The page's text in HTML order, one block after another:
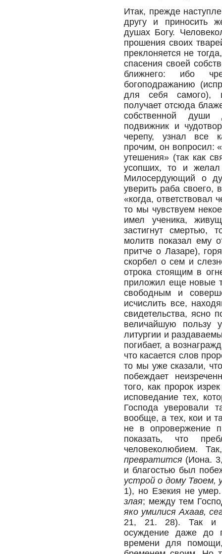
Итак, прежде
другу и приносить
душах Богу.
прошения своих
преклоняется не
спасения своей
ближнего: ибо
богоподражанию
для себя самого),
получает отсюда
собственной души
подвижник и
черепу, узнал все
прочим, он вопросил:
утешения» (так как
усопших, то и
Милосердующий о
уверить раба своего,
«когда, ответствовал
то мы чувствуем
имел ученика,
застигнут смертью,
молитв показал ему
притче о Лазаре),
скорбел о сем и
отрока стоящим в
приложил еще новые
свободным и
исчислить все,
свидетельства, ясно
величайшую пользу
литургии и
погибает, а
что касается слов
то мы уже сказали,
побеждает
того, как пророк
исповедание тех,
Господа уверовали
вообще, а тех, кои и
не в опровержение
показать, что
человеколюбием.
превратится (Иона.
и благостью был
устрой о дому
1), но Езекия не
злая; между тем
яко умилися Ахаав,
21, 21. 28). Так и
осуждение даже до
времени для